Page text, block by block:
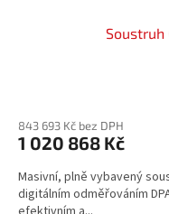
Soustruh
843 693 Kč bez DPH
1 020 868 Kč
Masivní, plně vybavený
digitálním odměřováním